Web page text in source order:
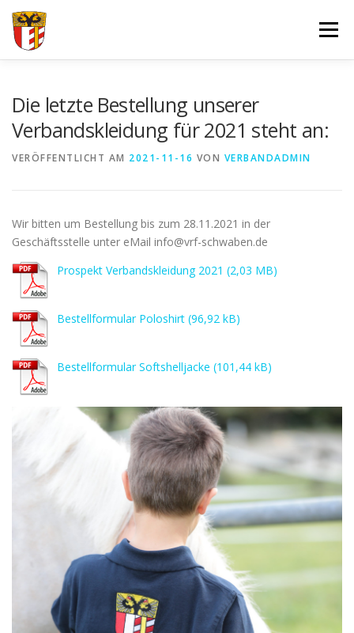
Zum
Inhalt
springen
Menü
Die letzte Bestellung unserer
Verbandskleidung für 2021 steht an:
VERÖFFENTLICHT AM 2021-11-16 VON VERBANDADMIN
Wir bitten um Bestellung bis zum 28.11.2021 in der
Geschäftsstelle unter eMail info@vrf-schwaben.de
Prospekt Verbandskleidung 2021
Bestellformular Poloshirt
Bestellformular Softshelljacke